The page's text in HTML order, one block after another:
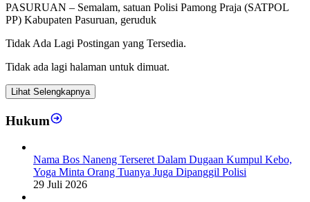
PASURUAN – Semalam, satuan Polisi Pamong Praja (SATPOL
PP) Kabupaten Pasuruan, geruduk
Tidak Ada Lagi Postingan yang Tersedia.
Tidak ada lagi halaman untuk dimuat.
Lihat Selengkapnya
Hukum
Nama Bos Naneng Terseret Dalam Dugaan Kumpul Kebo,
Yoga Minta Orang Tuanya Juga Dipanggil Polisi
29 Juli 2026